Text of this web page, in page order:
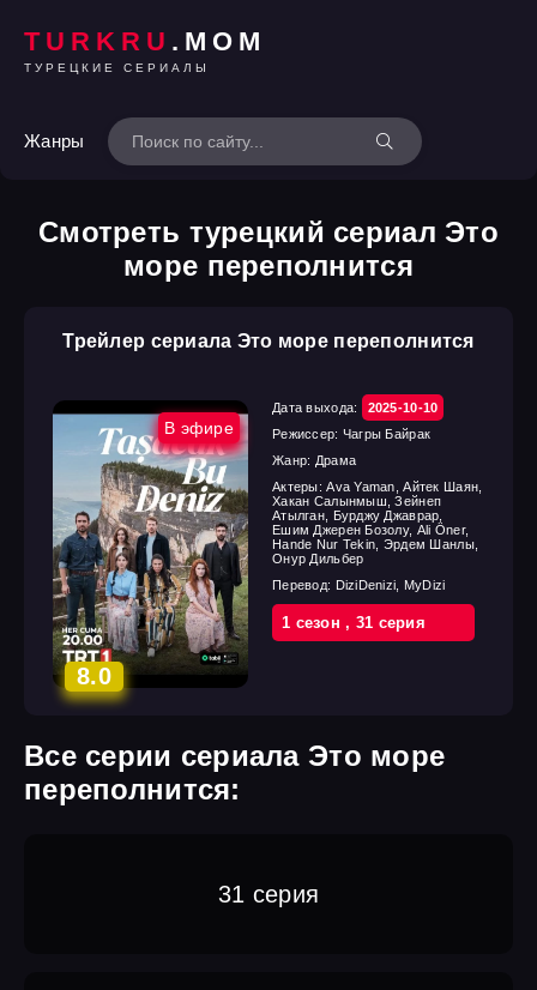
TURKRU .MOM
ТУРЕЦКИЕ СЕРИАЛЫ
Жанры
Смотреть турецкий сериал Это
море переполнится
Трейлер сериала Это море переполнится
В эфире
8.0
Дата выхода:
2025-10-10
Режиссер: Чагры Байрак
Жанр: Драма
Актеры:Ava Yaman, Айтек Шаян,
Хакан Салынмыш, Зейнеп
Атылган, Бурджу Джаврар,
Ешим Джерен Бозолу, Ali Öner,
Hande Nur Tekin, Эрдем Шанлы,
Онур Дильбер
Перевод: DiziDenizi, MyDizi
1 cезон, 31 cерия
Все серии сериала Это море
переполнится:
31 серия